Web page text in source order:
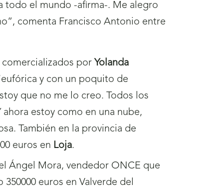
todo el mundo -afirma-. Me alegro
comenta Francisco Antonio entre
comercializados por Yolanda
y con un poquito de
que no me lo creo. Todos los
ahora estoy como en una nube,
También en la provincia de
euros en Loja.